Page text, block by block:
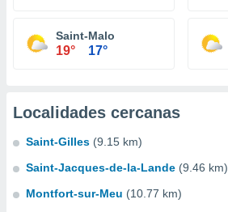
Saint-Malo
19° 17°
Localidades cercanas
Saint-Gilles (9.15 km)
Saint-Jacques-de-la-Lande (9.46 km)
Montfort-sur-Meu (10.77 km)